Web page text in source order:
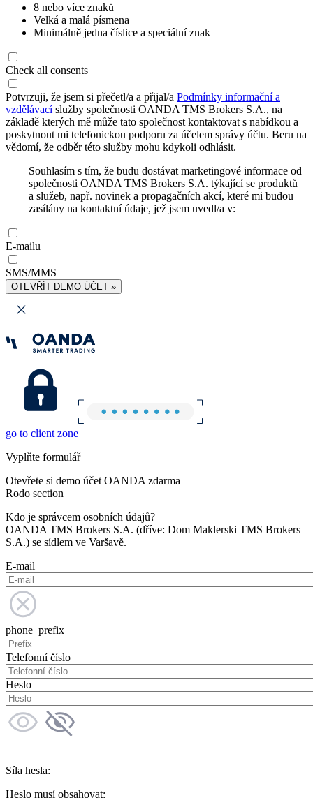
8 nebo více znaků
Velká a malá písmena
Minimálně jedna číslice a speciální znak
Check all consents
Potvrzuji, že jsem si přečetl/a a přijal/a Podmínky informační a
vzdělávacíslužby společnosti OANDA TMS Brokers S.A., na
základě kterých mě může tato společnost kontaktovat s nabídkou a
poskytnout mi telefonickou podporu za účelem správy účtu. Beru na
vědomí, že odběr této služby mohu kdykoli odhlásit.
Souhlasím s tím, že budu dostávat marketingové informace od
společnosti OANDA TMS Brokers S.A. týkající se produktů
a služeb, např. novinek a propagačních akcí, které mi budou
zasílány na kontaktní údaje, jež jsem uvedl/a v:
E-mailu
SMS/MMS
OTEVŘÍT DEMO ÚČET »
go to client zone
Vyplňte formulář
Otevřete si demo účet OANDA zdarma
Rodo section
Kdo je správcem osobních údajů?
OANDA TMS Brokers S.A. (dříve: Dom Maklerski TMS Brokers
S.A.) se sídlem ve Varšavě.
E-mail
phone_prefix
Telefonní číslo
Heslo
Síla hesla:
Heslo musí obsahovat: